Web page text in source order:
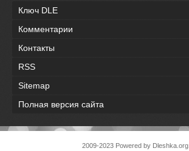
Ключ DLE
Комментарии
Контакты
RSS
Sitemap
Полная версия сайта
2009-2023 Powered by Dleshka.org.